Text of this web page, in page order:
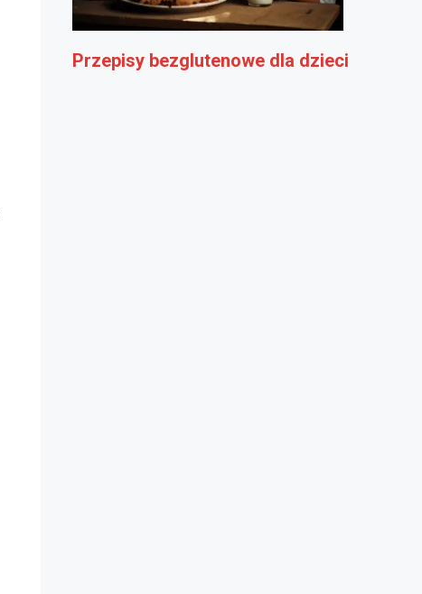
Przepisy bezglutenowe dla dzieci